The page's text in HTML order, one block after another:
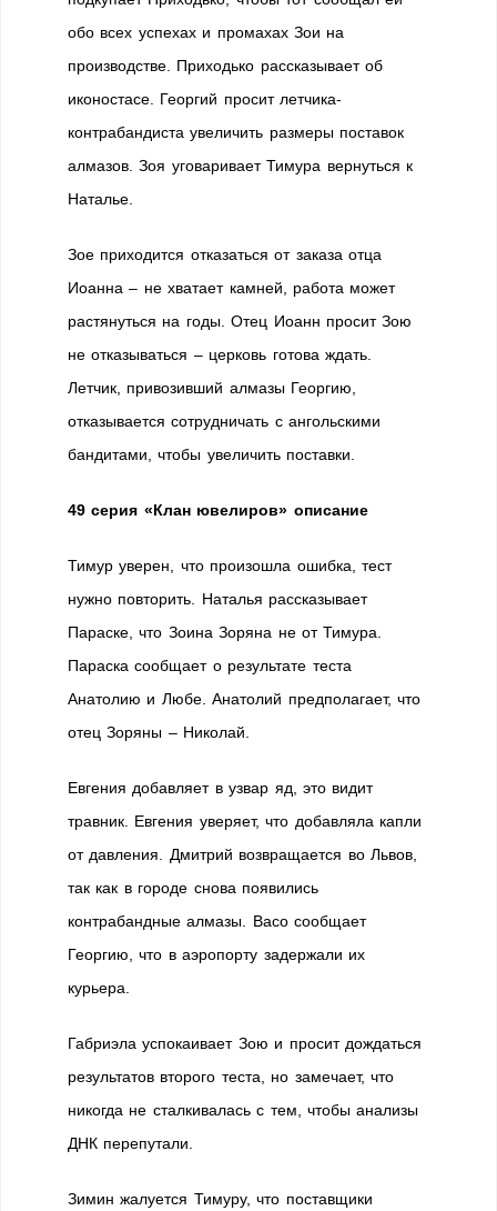
обо всех успехах и промахах Зои на
производстве. Приходько рассказывает об
иконостасе. Георгий просит летчика-
контрабандиста увеличить размеры поставок
алмазов. Зоя уговаривает Тимура вернуться к
Наталье.
Зое приходится отказаться от заказа отца
Иоанна – не хватает камней, работа может
растянуться на годы. Отец Иоанн просит Зою
не отказываться – церковь готова ждать.
Летчик, привозивший алмазы Георгию,
отказывается сотрудничать с ангольскими
бандитами, чтобы увеличить поставки.
49 серия «Клан ювелиров» описание
Тимур уверен, что произошла ошибка, тест
нужно повторить. Наталья рассказывает
Параске, что Зоина Зоряна не от Тимура.
Параска сообщает о результате теста
Анатолию и Любе. Анатолий предполагает, что
отец Зоряны – Николай.
Евгения добавляет в узвар яд, это видит
травник. Евгения уверяет, что добавляла капли
от давления. Дмитрий возвращается во Львов,
так как в городе снова появились
контрабандные алмазы. Васо сообщает
Георгию, что в аэропорту задержали их
курьера.
Габриэла успокаивает Зою и просит дождаться
результатов второго теста, но замечает, что
никогда не сталкивалась с тем, чтобы анализы
ДНК перепутали.
Зимин жалуется Тимуру, что поставщики